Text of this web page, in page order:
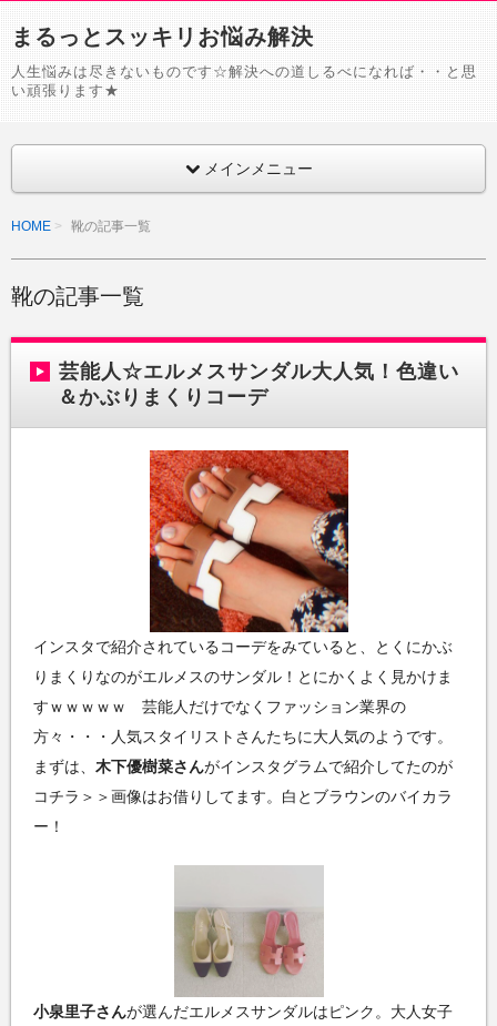
まるっとスッキリお悩み解決
人生悩みは尽きないものです☆解決への道しるべになれば・・と思
い頑張ります★
メインメニュー
HOME 靴の記事一覧
靴の記事一覧
芸能人☆エルメスサンダル大人気！色違い
＆かぶりまくりコーデ
インスタで紹介されているコーデをみていると、とくにかぶ
りまくりなのがエルメスのサンダル！とにかくよく見かけま
すｗｗｗｗｗ 芸能人だけでなくファッション業界の
方々・・・人気スタイリストさんたちに大人気のようです。
まずは、 木下優樹菜さんがインスタグラムで紹介してたのが
コチラ＞＞画像はお借りしてます。白とブラウンのバイカラ
ー！
小泉里子さんが選んだエルメスサンダルはピンク。大人女子